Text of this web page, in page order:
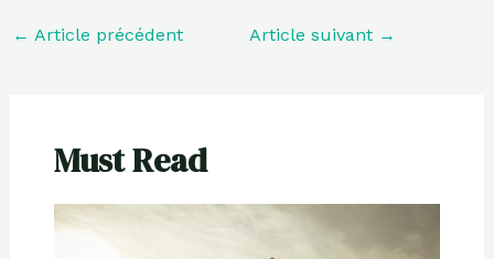
← Article précédent Article suivant →
Must Read